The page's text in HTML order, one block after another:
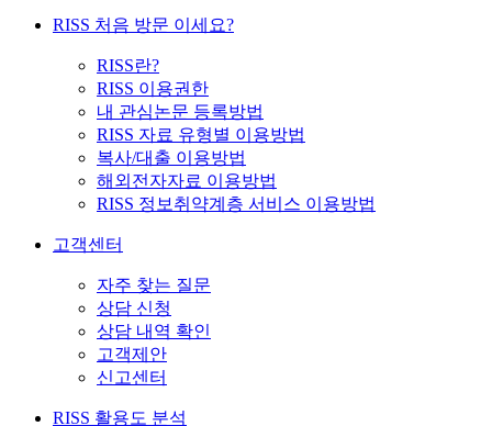
RISS 처음 방문 이세요?
RISS란?
RISS 이용권한
내 관심논문 등록방법
RISS 자료 유형별 이용방법
복사/대출 이용방법
해외전자자료 이용방법
RISS 정보취약계층 서비스 이용방법
고객센터
자주 찾는 질문
상담 신청
상담 내역 확인
고객제안
신고센터
RISS 활용도 분석